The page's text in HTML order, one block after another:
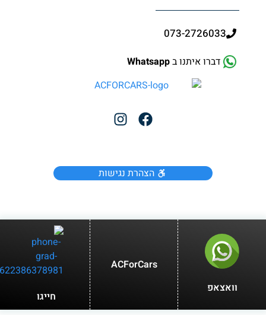
073-2726033
דברו איתנו בWhatsapp
הצהרת נגישות
וואצאפ
ACForCars
חייגו